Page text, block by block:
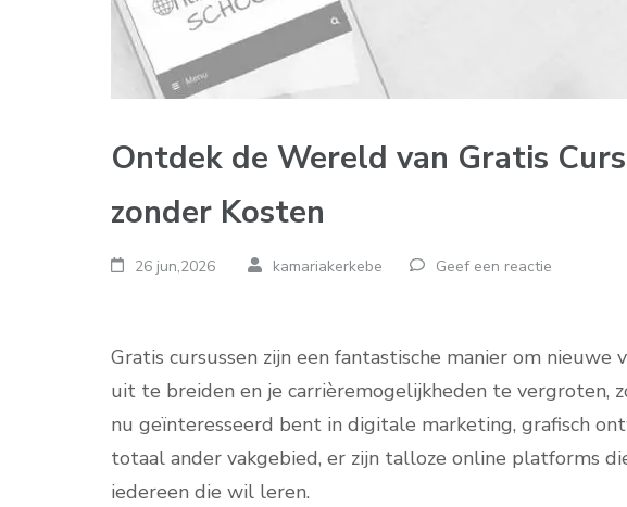
Ontdek de Wereld van Gratis
zonder Kosten
26 jun,2026 kamariakerkebe Geef een reactie
Gratis cursussen zijn een fantastische manier om nieuwe
uit te breiden en je carrièremogelijkheden te vergroten,
nu geïnteresseerd bent in digitale marketing, grafisch
totaal ander vakgebied, er zijn talloze online platforms
iedereen die wil leren.